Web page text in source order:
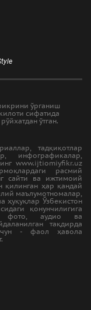
ўрганиш
сифатида
ўтган.
тадқиқотлар
инфографикалар,
www.ijtiomiyfikr.uz
расмий
сайти ва ижтимоий
қилинган ҳар қандай
маълумотномалар,
ҳуқуқлар Ўзбекистон
қонунчилигига
фото, аудио ва
тақдирда
- фаол ҳавола